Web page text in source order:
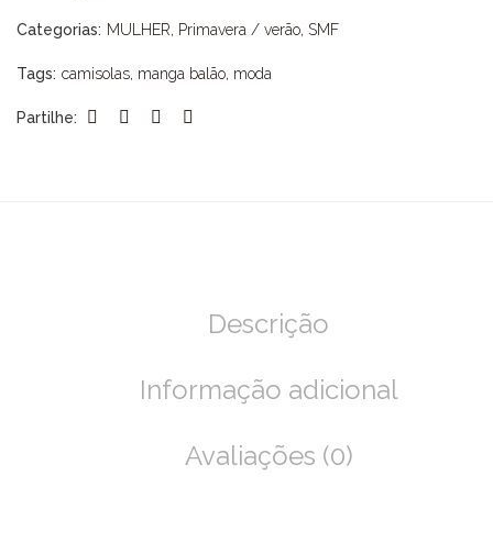
BALÃO
Categorias: MULHER, Primavera / verão, SMF
Tags: camisolas, manga balão, moda
Partilhe:
Descrição
Informação adicional
Avaliações (0)